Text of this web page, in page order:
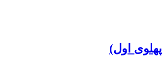
اول)